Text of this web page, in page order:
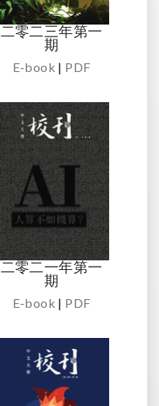
二零二三年第一
期
E-book | PDF
二零二一年第一
期
E-book | PDF